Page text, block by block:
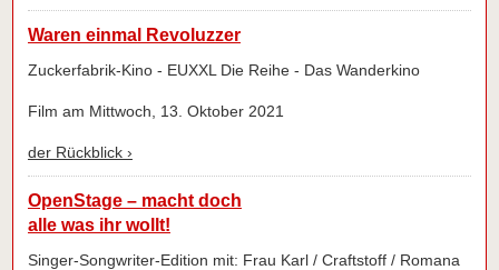
Waren einmal Revoluzzer
Zuckerfabrik-Kino - EUXXL Die Reihe - Das Wanderkino
Film am Mittwoch, 13. Oktober 2021
der Rückblick ›
OpenStage – macht doch
alle was ihr wollt!
Singer-Songwriter-Edition mit: Frau Karl / Craftstoff / Romana